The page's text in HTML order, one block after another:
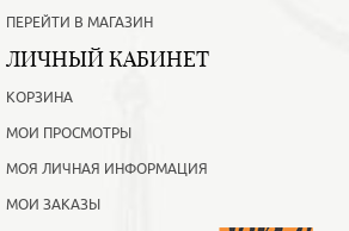
ПЕРЕЙТИ В МАГАЗИН
ЛИЧНЫЙ КАБИНЕТ
КОРЗИНА
МОИ ПРОСМОТРЫ
МОЯ ЛИЧНАЯ ИНФОРМАЦИЯ
МОИ ЗАКАЗЫ